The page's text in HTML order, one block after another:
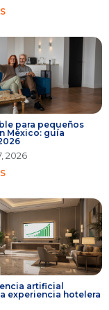
para pequeños
México: guía
2026
artificial
experiencia hotelera